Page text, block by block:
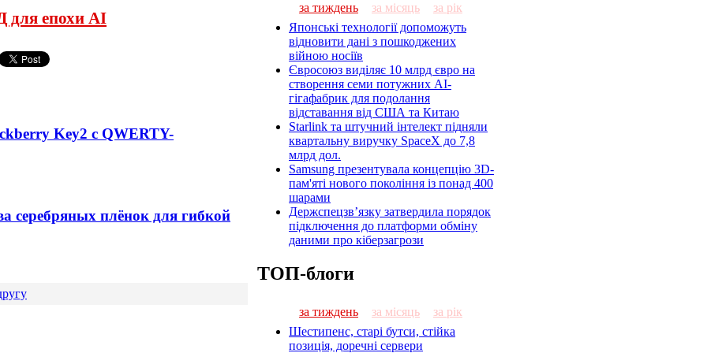
для епохи AI
Key2 с QWERTY-
серебряных плёнок для гибкой
за тиждень за місяць
за рік
Японські технології допоможуть
відновити дані з пошкоджених
війною носіїв
Євросоюз виділяє 10 млрд євро на
створення семи потужних AI-
гігафабрик для подолання
відставання від США та Китаю
Starlink та штучний інтелект підняли
квартальну виручку SpaceX до 7,8
млрд дол.
Samsung презентувала концепцію 3D-
пам'яті нового покоління із понад 400
шарами
Держспецзв’язку затвердила порядок
підключення до платформи обміну
даними про кіберзагрози
ТОП-блоги
за тиждень за місяць
за рік
Шестипенс, старі бутси, стійка
позиція, доречні сервери